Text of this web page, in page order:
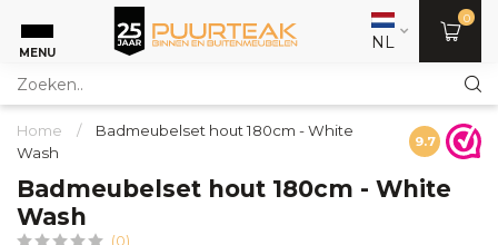
MENU NL
0
Home /
Badmeubelset hout 180cm - White
Wash
9.7
Badmeubelset hout 180cm - White
Wash
(0)